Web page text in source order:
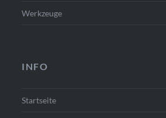
Werkzeuge
INFO
Startseite